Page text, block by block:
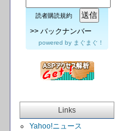
読者購読規約
>> バックナンバー
powered by まぐまぐ！
Links
Yahoo!ニュース